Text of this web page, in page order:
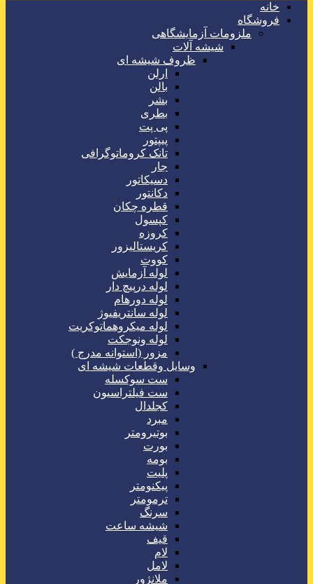
خانه
فروشگاه
ملزومات آزمایشگاهی
شیشه آلات
ظروف شیشه ای
ارلن
بالن
بشر
بطری
پی پت
پیپتور
تانک کروماتوگرافی
جار
دسیکاتور
دکانتور
قطره چکان
کپسول
کروزه
کریستالیزور
کووت
لوله آزمایش
لوله درپیچ دار
لوله دورهام
لوله سانتریفیوژ
لوله میکروهماتوکریت
لوله ونوجکت
مزور (استوانه مدرج )
وسایل وقطعات شیشه ای
ست سوکسله
ست فیلتراسیون
کجلدال
مبرد
بوتیرومتر
بورت
بومه
پلیت
پیکنومتر
ترمومتر
سرنگ
شیشه ساعت
قیف
لام
لامل
ملانژور